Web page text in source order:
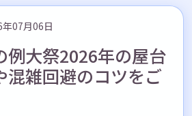
07月06日
例大祭2026年の屋台
混雑回避のコツをご